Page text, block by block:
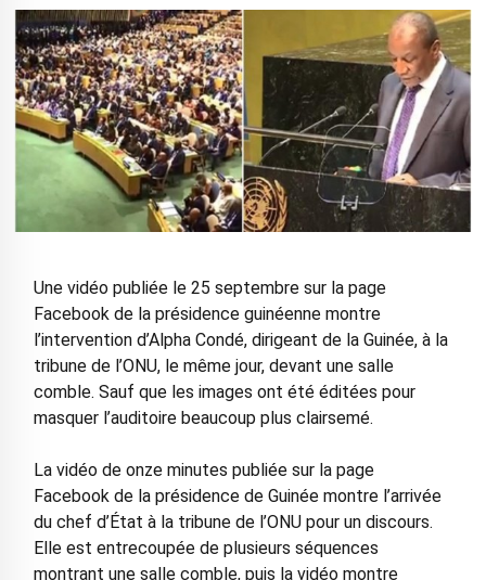
Une vidéo publiée le 25 septembre sur la page
Facebook de la présidence guinéenne montre
l’intervention d’Alpha Condé, dirigeant de la Guinée, à la
tribune de l’ONU, le même jour, devant une salle
comble. Sauf que les images ont été éditées pour
masquer l’auditoire beaucoup plus clairsemé.
La vidéo de onze minutes publiée sur la page
Facebook de la présidence de Guinée montre l’arrivée
du chef d’État à la tribune de l’ONU pour un discours.
Elle est entrecoupée de plusieurs séquences
montrant une salle comble, puis la vidéo montre